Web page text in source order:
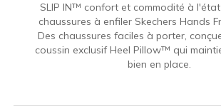
SLIP IN™ confort et commodité à
chaussures à enfiler Skechers Hands
Des chaussures faciles à porter,
coussin exclusif Heel Pillow™ qui
bien en place.